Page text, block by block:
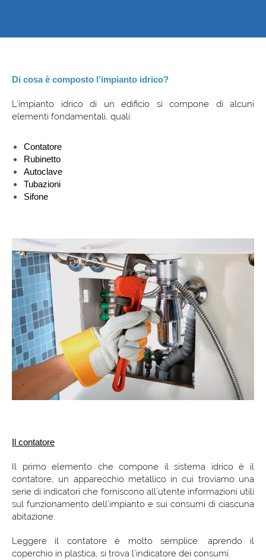
Di cosa è composto l’impianto idrico?
L’impianto idrico di un edificio si compone di alcuni
elementi fondamentali, quali:
Contatore
Rubinetto
Autoclave
Tubazioni
Sifone
Il contatore
Il primo elemento che compone il sistema idrico è il
contatore, un apparecchio metallico in cui troviamo una
serie di indicatori che forniscono all’utente informazioni utili
sul funzionamento dell’impianto e sui consumi di ciascuna
abitazione.
Leggere il contatore è molto semplice: aprendo il
coperchio in plastica, si trova l’indicatore dei consumi.